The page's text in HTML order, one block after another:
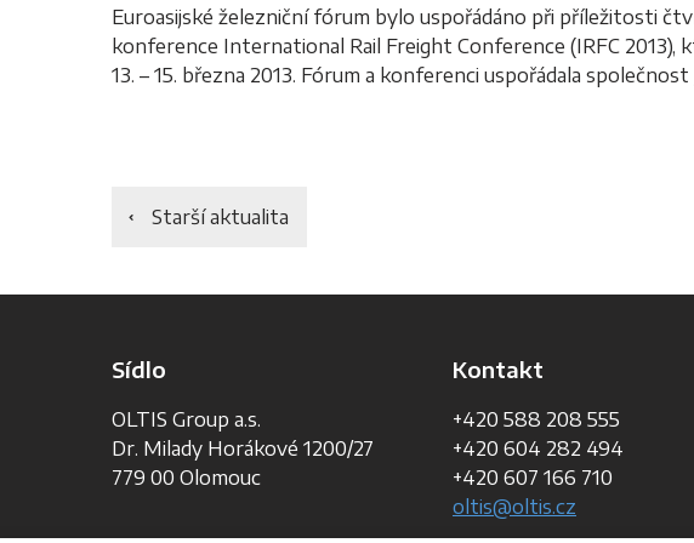
Euroasijské železniční fórum bylo uspořádáno při příležitosti
konference International Rail Freight Conference (IRFC 2013),
13. – 15. března 2013. Fórum a konferenci uspořádala
Starší aktualita
Sídlo
OLTIS Group a.s.
Dr. Milady Horákové 1200/27
779 00 Olomouc
Kontakt
+420 588 208 555
+420 604 282 494
+420 607 166 710
oltis@oltis.cz